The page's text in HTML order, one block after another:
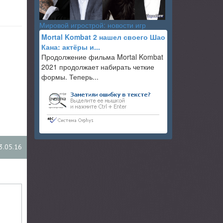
Мировой игрострой: новости игр
Mortal Kombat 2 нашел своего Шао
Кана: актёры и...
Продолжение фильма Mortal Kombat
2021 продолжает набирать четкие
формы. Теперь...